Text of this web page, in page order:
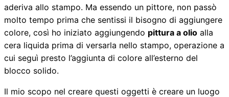
aderiva allo stampo. Ma essendo un pittore, non passò
molto tempo prima che sentissi il bisogno di aggiungere
colore, così ho iniziato aggiungendo pittura a olio alla
cera liquida prima di versarla nello stampo, operazione a
cui seguì presto l’aggiunta di colore all’esterno del
blocco solido.
Il mio scopo nel creare questi oggetti è creare un luogo